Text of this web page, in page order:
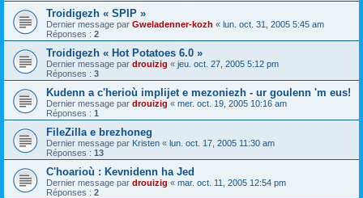
Troidigezh « SPIP »
Dernier message par Gweladenner-kozh « lun. oct. 31, 2005 5:45 am
Réponses : 2
Troidigezh « Hot Potatoes 6.0 »
Dernier message par drouizig « jeu. oct. 27, 2005 5:12 pm
Réponses : 3
Kudenn a c'herioù implijet e mezoniezh - ur goulenn 'm eus!
Dernier message par drouizig « mer. oct. 19, 2005 10:16 am
Réponses : 1
FileZilla e brezhoneg
Dernier message par Kristen « lun. oct. 17, 2005 11:30 am
Réponses : 13
C'hoarioù : Kevnidenn ha Jed
Dernier message par drouizig « mar. oct. 11, 2005 12:54 pm
Réponses : 2